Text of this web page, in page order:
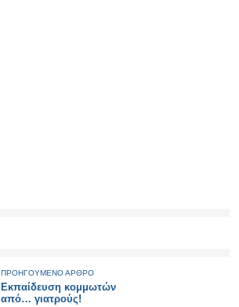
ΠΡΟΗΓΟΥΜΕΝΟ ΑΡΘΡΟ
Εκπαίδευση κομμωτών
από… γιατρούς!